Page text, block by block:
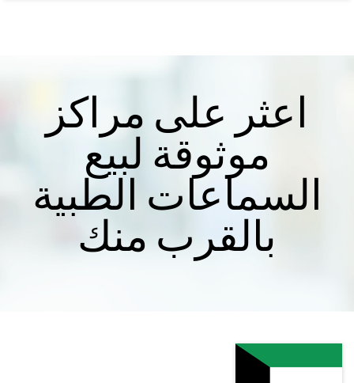
اعثر على مراكز
موثوقة لبيع
السماعات الطبية
بالقرب منك